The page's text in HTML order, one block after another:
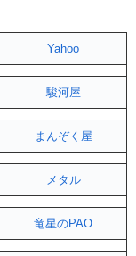
Yahoo
駿河屋
まんぞく屋
メタル
竜星のPAO